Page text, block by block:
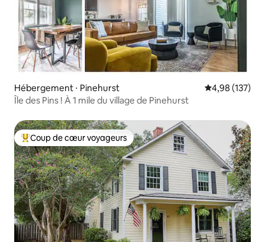
Hébergement ⋅ Pinehurst Évaluation
4,98 (137)
Île des Pins ! À 1 mile du village de Pinehurst
Coups de cœur voyageurs les plus appréciés
Coup de cœur voyageurs